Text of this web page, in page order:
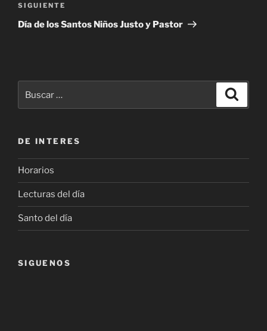
Siguiente
entrada
SIGUIENTE
Día de los Santos Niños Justo y Pastor
por:
DE INTERES
Horarios
Lecturas del día
Santo del día
SIGUENOS